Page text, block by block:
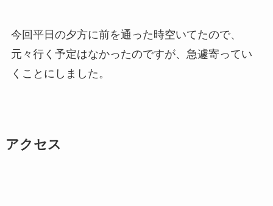
今回平日の夕方に前を通った時空いてたので、
元々行く予定はなかったのですが、急遽寄ってい
くことにしました。
アクセス